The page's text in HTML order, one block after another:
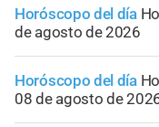
Horóscopo del día
de agosto de 2026
Horóscopo del día
08 de agosto de